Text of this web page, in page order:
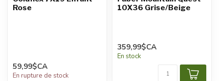
Rose
59,99$CA
En rupture de stock
10X36 Grise/Beige
359,99$CA
En stock